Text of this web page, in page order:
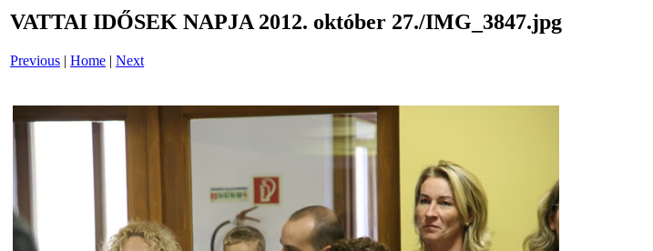
VATTAI IDŐSEK NAPJA 2012. október 27./IMG_3847.jpg
Previous | Home | Next